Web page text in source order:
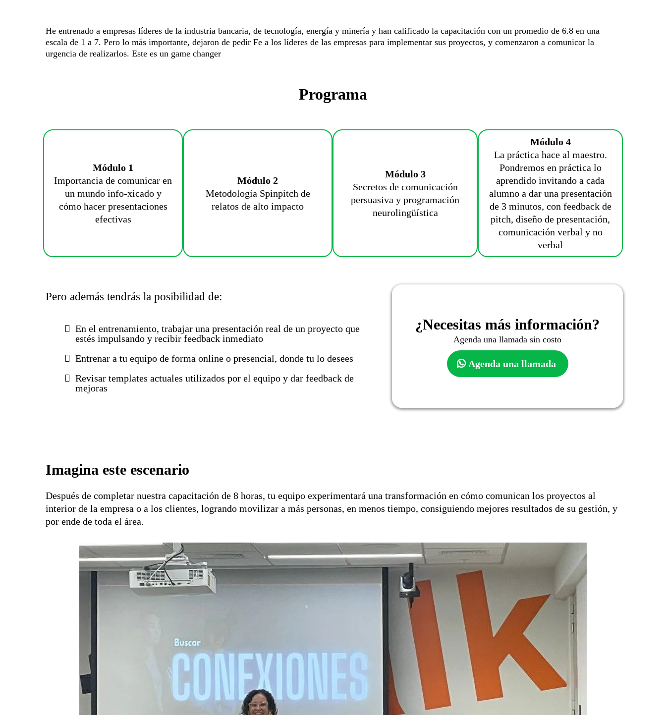
He entrenado a empresas líderes de la industria bancaria, de tecnología, energía y minería y han calificado la capacitación con un promedio de 6.8 en una
escala de 1 a 7. Pero lo más importante, dejaron de pedir Fe a los líderes de las empresas para implementar sus proyectos, y comenzaron a comunicar la
urgencia de realizarlos. Este es un game changer
Programa
Módulo 1
Importancia de comunicar en
un mundo info-xicado y
cómo hacer presentaciones
efectivas
Módulo 2
Metodología Spinpitch de
relatos de alto impacto
Módulo 3
Secretos de comunicación
persuasiva y programación
neurolingüística
Módulo 4
La práctica hace al maestro.
Pondremos en práctica lo
aprendido invitando a cada
alumno a dar una presentación
de 3 minutos, con feedback de
pitch, diseño de presentación,
comunicación verbal y no
verbal
Pero además tendrás la posibilidad de:
En el entrenamiento, trabajar una presentación real de un proyecto que
estés impulsando y recibir feedback inmediato
Entrenar a tu equipo de forma online o presencial, donde tu lo desees
Revisar templates actuales utilizados por el equipo y dar feedback de
mejoras
¿Necesitas más información?
Agenda una llamada sin costo
Agenda una llamada
Imagina este escenario
Después de completar nuestra capacitación de 8 horas, tu equipo experimentará una transformación en cómo comunican los proyectos al
interior de la empresa o a los clientes, logrando movilizar a más personas, en menos tiempo, consiguiendo mejores resultados de su gestión, y
por ende de toda el área.